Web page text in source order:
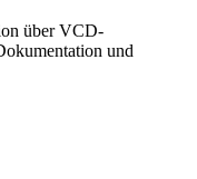
über VCD-
und